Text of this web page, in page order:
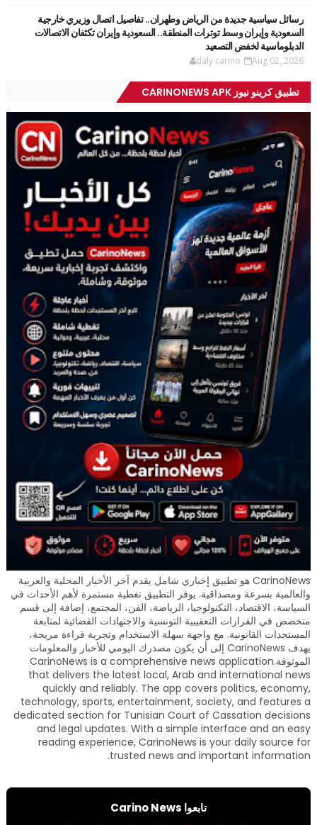
رسائل سياسية جديدة من الرياض وطهران.. تفاصيل اتصال وزيري خارجية
السعودية وإيران وسط توترات المنطقة.. السعودية وإيران تكثفان الاتصالات
الدبلوماسية لخفض التصعيد
daly carino Aug 02, 2026
تطبيق كرينو نيوز CARINONEWS APK
CarinoNews هو تطبيق إخباري شامل يقدم آخر الأخبار المحلية والعربية
والعالمية بسرعة ومصداقية. يوفر التطبيق تغطية مستمرة لأهم الأحداث في
السياسة، الاقتصاد، التكنولوجيا، الرياضة، الفن، المجتمع، إضافة إلى قسم
متخصص في القرارات التعقيبية التونسية والاجتهادات القضائية لمتابعة
المستجدات القانونية. مع واجهة سهلة الاستخدام وتجربة قراءة مريحة،
يهدف CarinoNews إلى أن يكون مصدرك اليومي للأخبار والمعلومات
الموثوقة.CarinoNews is a comprehensive news application
that delivers the latest local, Arab and international news
quickly and reliably. The app covers politics, economy,
technology, sports, entertainment, society, and features a
dedicated section for Tunisian Court of Cassation decisions
and legal updates. With a simple interface and an easy
reading experience, CarinoNews is your daily source for
trusted news and important information.
تابعوا Carino News